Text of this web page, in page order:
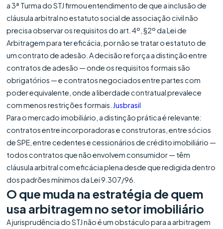
a 3ª Turma do STJ firmou entendimento de que a inclusão de
cláusula arbitral no estatuto social de associação civil não
precisa observar os requisitos do art. 4º, §2º da Lei de
Arbitragem para ter eficácia, por não se tratar o estatuto de
um contrato de adesão. A decisão reforça a distinção entre
contratos de adesão — onde os requisitos formais são
obrigatórios — e contratos negociados entre partes com
poder equivalente, onde a liberdade contratual prevalece
com menos restrições formais. Jusbrasil
Para o mercado imobiliário, a distinção prática é relevante:
contratos entre incorporadoras e construtoras, entre sócios
de SPE, entre cedentes e cessionários de crédito imobiliário —
todos contratos que não envolvem consumidor — têm
cláusula arbitral com eficácia plena desde que redigida dentro
dos padrões mínimos da Lei 9.307/96.
O que muda na estratégia de quem
usa arbitragem no setor imobiliário
A jurisprudência do STJ não é um obstáculo para a arbitragem